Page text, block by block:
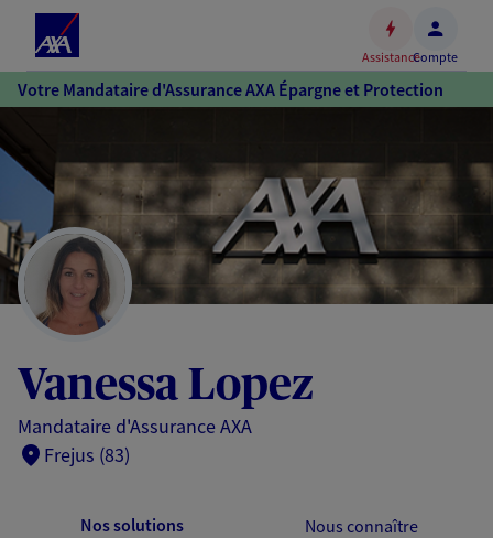
Accéder
au
Accéder
au
pied
de
page
AssistanceCompte
Votre Mandataire d'Assurance AXA Épargne et Protection
Vanessa Lopez
Mandataire d'Assurance AXA
Frejus (83)
Nos solutions Nous connaître